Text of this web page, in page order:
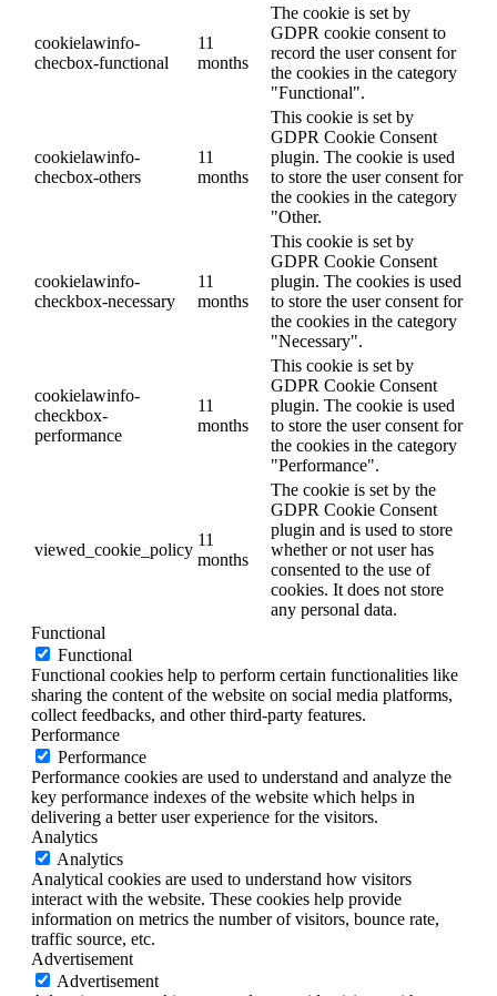
cookielawinfo-
checbox-functional
11
months
The cookie is set by
GDPR cookie consent to
record the user consent for
the cookies in the category
"Functional".
cookielawinfo-
checbox-others
11
months
This cookie is set by
GDPR Cookie Consent
plugin. The cookie is used
to store the user consent for
the cookies in the category
"Other.
cookielawinfo-
checkbox-necessary
11
months
This cookie is set by
GDPR Cookie Consent
plugin. The cookies is used
to store the user consent for
the cookies in the category
"Necessary".
cookielawinfo-
checkbox-
performance
11
months
This cookie is set by
GDPR Cookie Consent
plugin. The cookie is used
to store the user consent for
the cookies in the category
"Performance".
viewed_cookie_policy
11
months
The cookie is set by the
GDPR Cookie Consent
plugin and is used to store
whether or not user has
consented to the use of
cookies. It does not store
any personal data.
Functional
Functional
Functional cookies help to perform certain functionalities like
sharing the content of the website on social media platforms,
collect feedbacks, and other third-party features.
Performance
Performance
Performance cookies are used to understand and analyze the
key performance indexes of the website which helps in
delivering a better user experience for the visitors.
Analytics
Analytics
Analytical cookies are used to understand how visitors
interact with the website. These cookies help provide
information on metrics the number of visitors, bounce rate,
traffic source, etc.
Advertisement
Advertisement